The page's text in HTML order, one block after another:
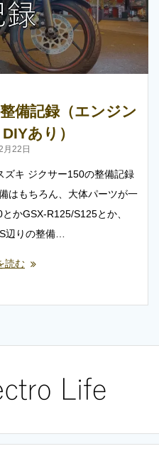
備記録（エンジン
あり）
月22日
ズキ ジクサー150の整備記録
はもちろん、大体パーツが一
かGSX-R125/S125とか、
辺りの整備…
読む